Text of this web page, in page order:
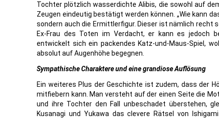
Tochter plötzlich wasserdichte Alibis, die sowohl auf
Zeugen eindeutig bestätigt werden können. „Wie kann
sondern auch die Ermittlerfigur. Dieser ist nämlich recht
Ex-Frau des Toten im Verdacht, er kann es jedoch
entwickelt sich ein packendes Katz-und-Maus-Spiel,
absolut auf Augenhöhe begegnen.
Sympathische Charaktere und eine grandiose Auflösung
Ein weiteres Plus der Geschichte ist zudem, dass der
mitfiebern kann. Man versteht auf der einen Seite die
und ihre Tochter den Fall unbeschadet überstehen,
Kusanagi und Yukawa das clevere Rätsel von